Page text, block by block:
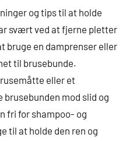
og tips til at holde
svært ved at fjerne pletter
bruge en damprenser eller
til brusebunde.
eller et
mod slid og
fri for shampoo- og
til at holde den ren og